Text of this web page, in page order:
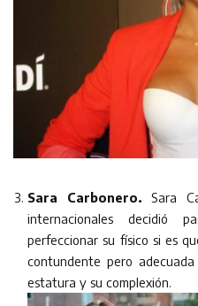
Sara Carbonero. Sara
internacionales decidió
perfeccionar su físico si es
contundente pero
estatura y su complexión.